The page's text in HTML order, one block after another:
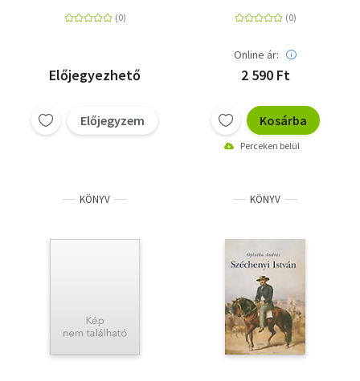
Előjegyezhető
Előjegyzem
Online ár:
2 590 Ft
Kosárba
Perceken belül
KÖNYV KÖNYV